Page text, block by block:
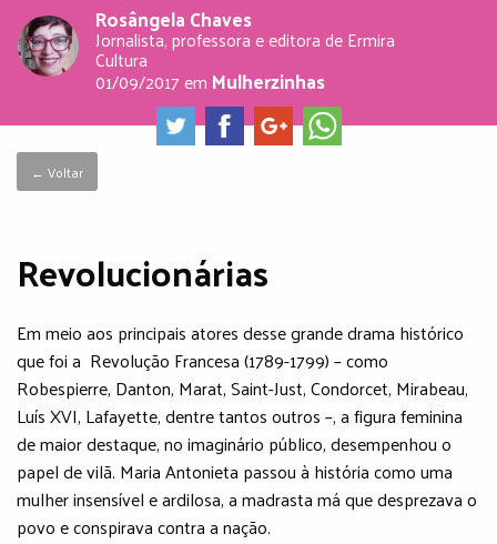
Rosângela Chaves
Jornalista, professora e editora de Ermira
Cultura
01/09/2017em Mulherzinhas
← Voltar
Revolucionárias
Em meio aos principais atores desse grande drama histórico
que foi a Revolução Francesa (1789-1799) – como
Robespierre, Danton, Marat, Saint-Just, Condorcet, Mirabeau,
Luís XVI, Lafayette, dentre tantos outros –, a figura feminina
de maior destaque, no imaginário público, desempenhou o
papel de vilã. Maria Antonieta passou à história como uma
mulher insensível e ardilosa, a madrasta má que desprezava o
povo e conspirava contra a nação.